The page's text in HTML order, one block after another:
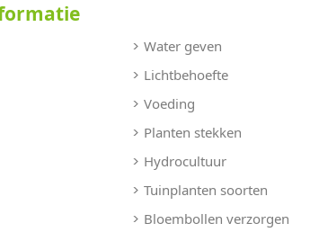
Water geven
Lichtbehoefte
Voeding
Planten stekken
Hydrocultuur
Tuinplanten soorten
Bloembollen verzorgen